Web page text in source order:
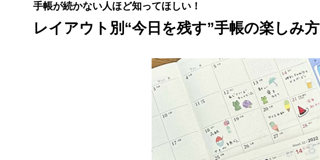
手帳が続かない人ほど知ってほしい！
レイアウト別“今日を残す”手帳の楽しみ方